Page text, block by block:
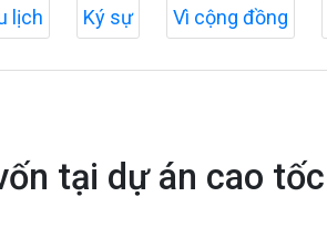
lịch Ký sự Vì cộng đồng
tại dự án cao